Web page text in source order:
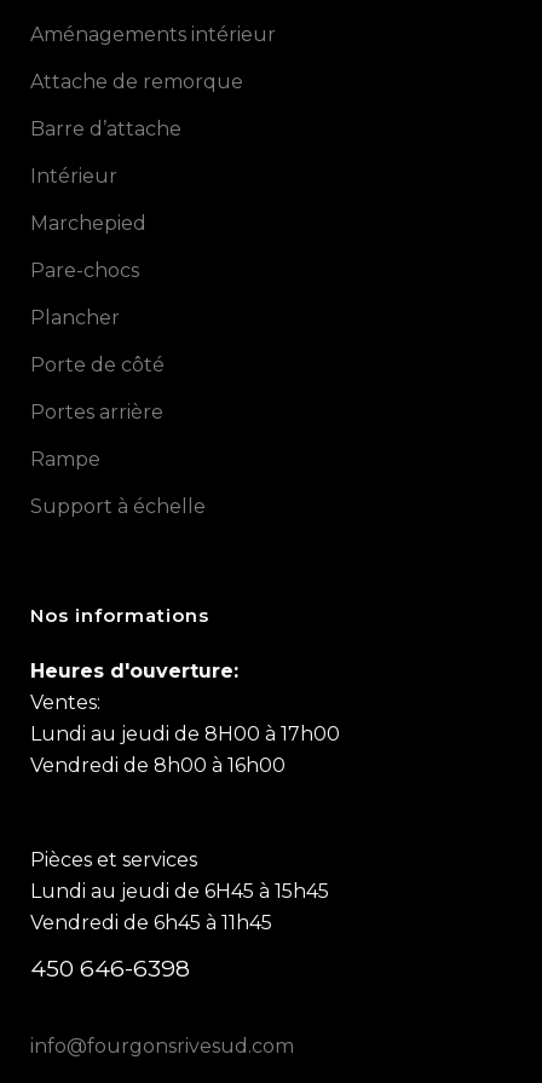
Aménagements intérieur
Attache de remorque
Barre d’attache
Intérieur
Marchepied
Pare-chocs
Plancher
Porte de côté
Portes arrière
Rampe
Support à échelle
Nos informations
Heures d'ouverture:
Ventes:
Lundi au jeudi de 8H00 à 17h00
Vendredi de 8h00 à 16h00
Pièces et services
Lundi au jeudi de 6H45 à 15h45
Vendredi de 6h45 à 11h45
450 646-6398
info@fourgonsrivesud.com